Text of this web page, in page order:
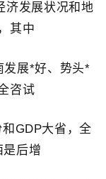
济发展状况和地
其中
发展*好、势头*
咨试
GDP大省，全
是后增